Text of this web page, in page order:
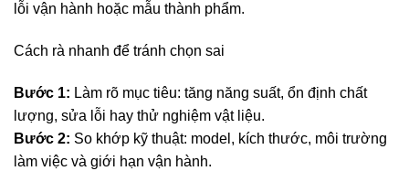
lỗi vận hành hoặc mẫu thành phẩm.
Cách rà nhanh để tránh chọn sai
Bước 1: Làm rõ mục tiêu: tăng năng suất, ổn định chất
lượng, sửa lỗi hay thử nghiệm vật liệu.
Bước 2: So khớp kỹ thuật: model, kích thước, môi trường
làm việc và giới hạn vận hành.